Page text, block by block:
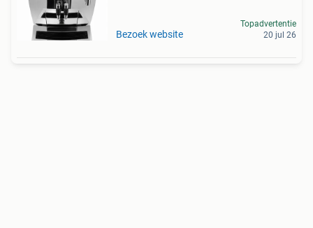
Bezoek website
Topadvertentie
20 jul 26